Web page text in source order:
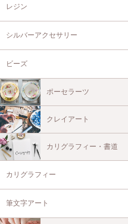
レジン
シルバーアクセサリー
ビーズ
ポーセラーツ
クレイアート
カリグラフィー・書道
カリグラフィー
筆文字アート